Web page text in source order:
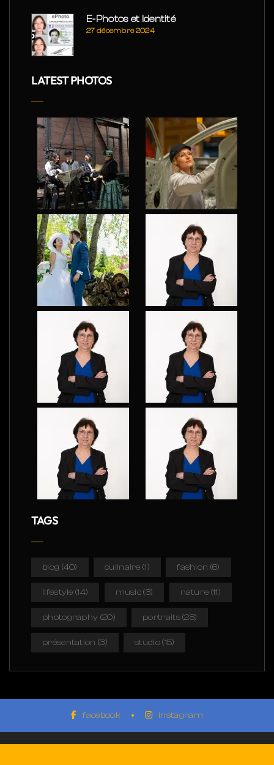
E-Photos et Identité
27 décembre 2024
LATEST PHOTOS
TAGS
blog (40) culinaire (1) fashion (6)
lifestyle (14) music(3) nature (11)
photography (20) portraits(28)
présentation (3) studio(15)
facebook instagram